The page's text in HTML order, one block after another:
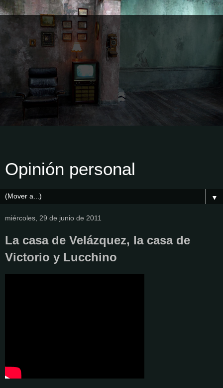
Opinión personal
▼
miércoles, 29 de junio de 2011
La casa de Velázquez, la casa de
Victorio y Lucchino